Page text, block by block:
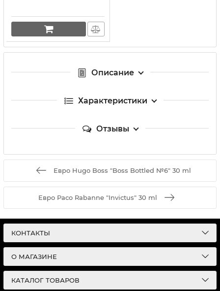
Описание
Характеристики
Отзывы
Евро Hugo Boss "Boss Bottled №6" 30 ml
Евро Paco Rabanne "Invictus" 30 ml
КОНТАКТЫ
О МАГАЗИНЕ
КАТАЛОГ ТОВАРОВ